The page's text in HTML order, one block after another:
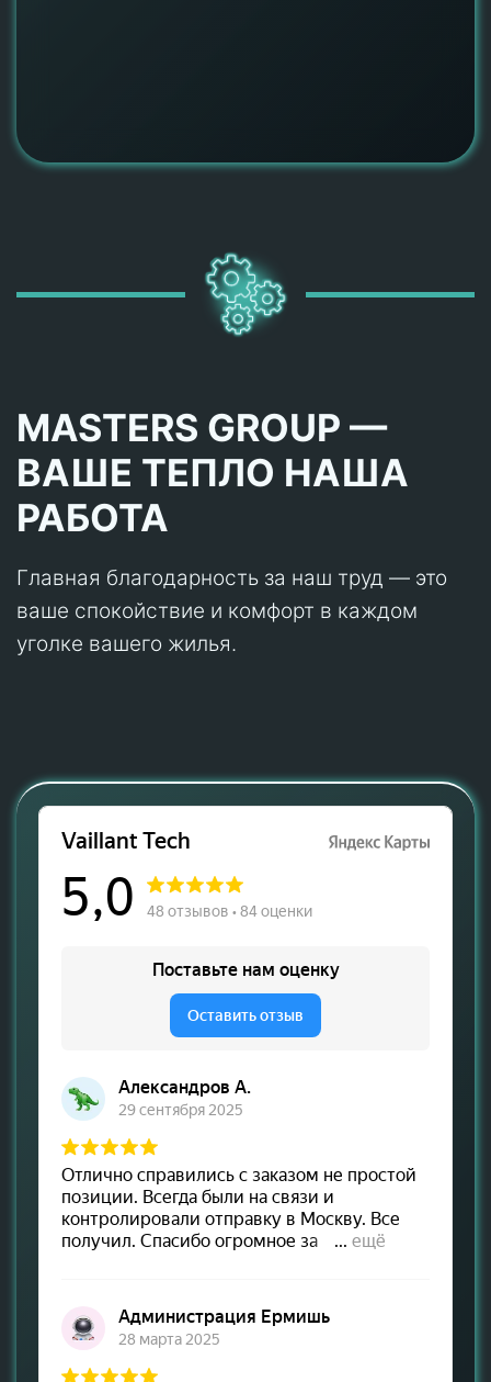
MASTERS GROUP —
ВАШЕ ТЕПЛО НАША
РАБОТА
Главная благодарность за наш труд — это
ваше спокойствие и комфорт в каждом
уголке вашего жилья.